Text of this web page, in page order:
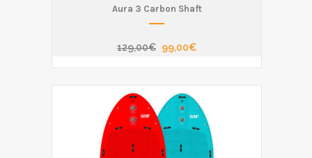
Aura 3 Carbon Shaft
129,00€ Il
era:
129,00€.
99,00€Il
è:
99,00€.